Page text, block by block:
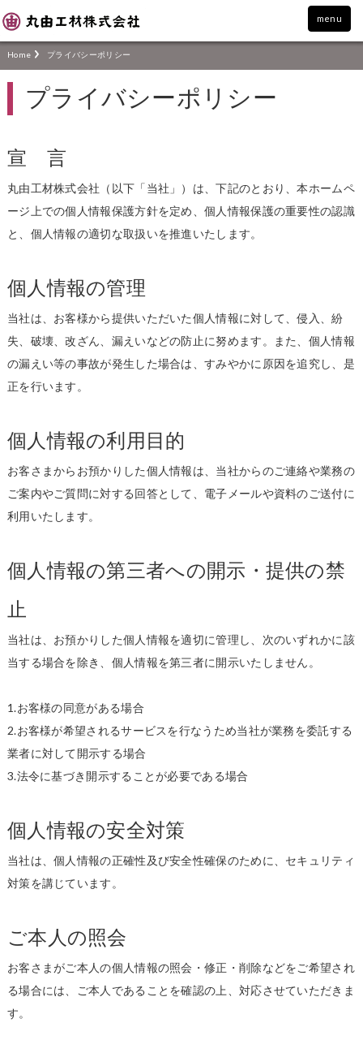
menu
Home プライバシーポリシー
プライバシーポリシー
宣 言
丸由工材株式会社（以下「当社」）は、下記のとおり、本ホームペ
ージ上での個人情報保護方針を定め、個人情報保護の重要性の認識
と、個人情報の適切な取扱いを推進いたします。
個人情報の管理
当社は、お客様から提供いただいた個人情報に対して、侵入、紛
失、破壊、改ざん、漏えいなどの防止に努めます。また、個人情報
の漏えい等の事故が発生した場合は、すみやかに原因を追究し、是
正を行います。
個人情報の利用目的
お客さまからお預かりした個人情報は、当社からのご連絡や業務の
ご案内やご質問に対する回答として、電子メールや資料のご送付に
利用いたします。
個人情報の第三者への開示・提供の禁
止
当社は、お預かりした個人情報を適切に管理し、次のいずれかに該
当する場合を除き、個人情報を第三者に開示いたしません。
1.お客様の同意がある場合
2.お客様が希望されるサービスを行なうため当社が業務を委託する
業者に対して開示する場合
3.法令に基づき開示することが必要である場合
個人情報の安全対策
当社は、個人情報の正確性及び安全性確保のために、セキュリティ
対策を講じています。
ご本人の照会
お客さまがご本人の個人情報の照会・修正・削除などをご希望され
る場合には、ご本人であることを確認の上、対応させていただきま
す。